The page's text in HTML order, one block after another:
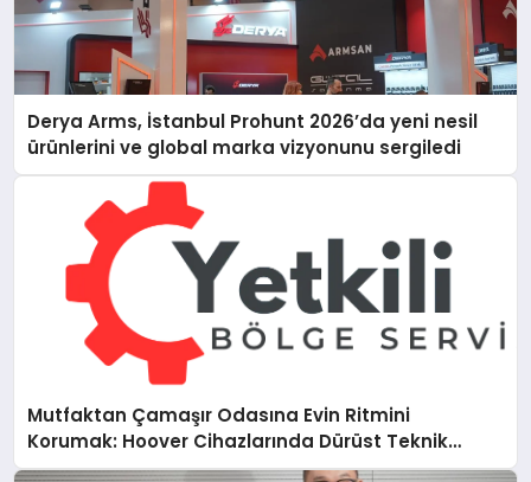
Derya Arms, İstanbul Prohunt 2026’da yeni nesil
ürünlerini ve global marka vizyonunu sergiledi
Mutfaktan Çamaşır Odasına Evin Ritmini
Korumak: Hoover Cihazlarında Dürüst Teknik
Destek Deneyimi